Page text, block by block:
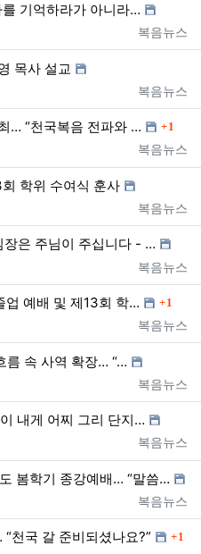
기억하라가 아니라…
등록자
복음뉴스
목사 설교
등록자
복음뉴스
… “천국복음 전파와 … 댓글
1
등록자
복음뉴스
학위 수여식 훈사
등록자
복음뉴스
장은 주님이 주십니다 - …
등록자
복음뉴스
업 예배 및 제13회 학… 댓글
1
등록자
복음뉴스
름 속 사역 확장… “…
등록자
복음뉴스
내게 어찌 그리 단지…
등록자
복음뉴스
봄학기 종강예배… “말씀…
등록자
복음뉴스
천국 갈 준비되셨나요?” 댓글
1